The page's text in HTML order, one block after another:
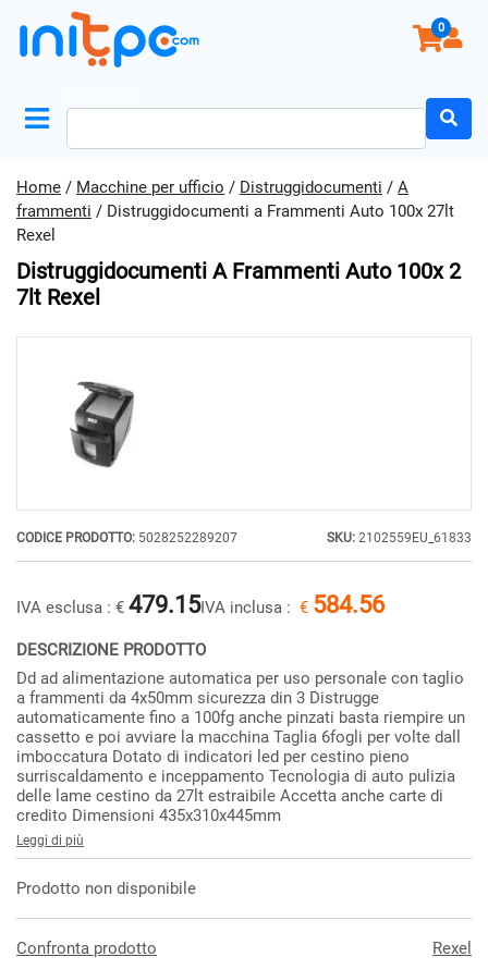
0
Home / Macchine per ufficio / Distruggidocumenti / A
frammenti / Distruggidocumenti a Frammenti Auto 100x 27lt
Rexel
Distruggidocumenti A Frammenti Auto 100x 2
7lt Rexel
CODICE PRODOTTO: 5028252289207 SKU: 2102559EU_61833
IVA esclusa : € 479.15IVA inclusa : € 584.56
DESCRIZIONE PRODOTTO
Dd ad alimentazione automatica per uso personale con taglio
a frammenti da 4x50mm sicurezza din 3 Distrugge
automaticamente fino a 100fg anche pinzati basta riempire un
cassetto e poi avviare la macchina Taglia 6fogli per volte dall
imboccatura Dotato di indicatori led per cestino pieno
surriscaldamento e inceppamento Tecnologia di auto pulizia
delle lame cestino da 27lt estraibile Accetta anche carte di
credito Dimensioni 435x310x445mm
Leggi di più
Prodotto non disponibile
Confronta prodotto Rexel